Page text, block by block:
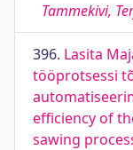
Tammekivi,
396. Lasita
tööprotsessi
efficiency of
sawing